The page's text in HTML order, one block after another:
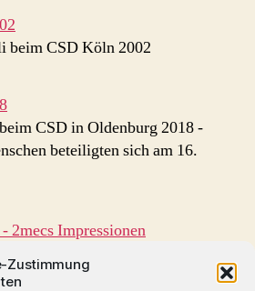
Zustimmung
beim CSD Köln 2002
CSD in Oldenburg 2018 -
beteiligten sich am 16.
2mecs Impressionen